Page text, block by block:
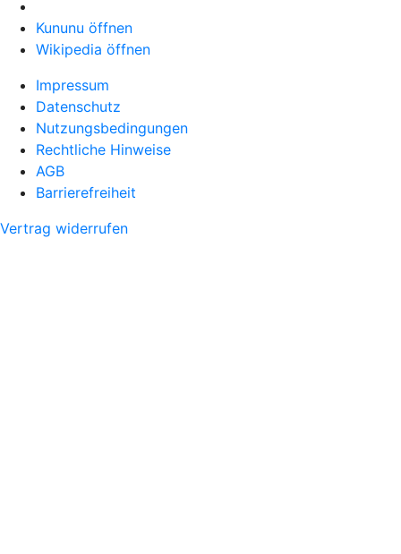
Kununu öffnen
Wikipedia öffnen
Impressum
Datenschutz
Nutzungsbedingungen
Rechtliche Hinweise
AGB
Barrierefreiheit
Vertrag widerrufen